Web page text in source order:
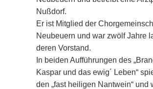
Nußdorf.
Er ist Mitglied der
Neubeuern und war zwölf Jahre
deren Vorstand.
In beiden Aufführungen des
Kaspar und das ewig´ Leben“
den „fast heiligen Nantwein“ und